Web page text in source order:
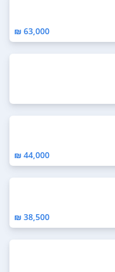
63,000 ₪
44,000 ₪
38,500 ₪